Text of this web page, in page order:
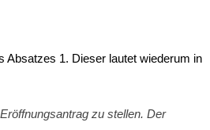
Absatzes 1. Dieser lautet wiederum in
zu stellen. Der